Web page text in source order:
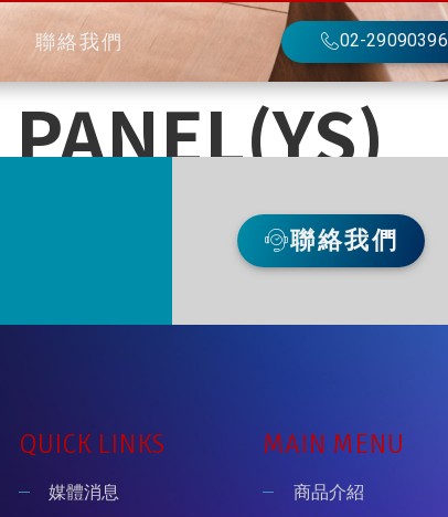
聯絡我們 02-29090396
聯絡我們
QUICK LINKS
媒體消息
MAIN MENU
商品介紹